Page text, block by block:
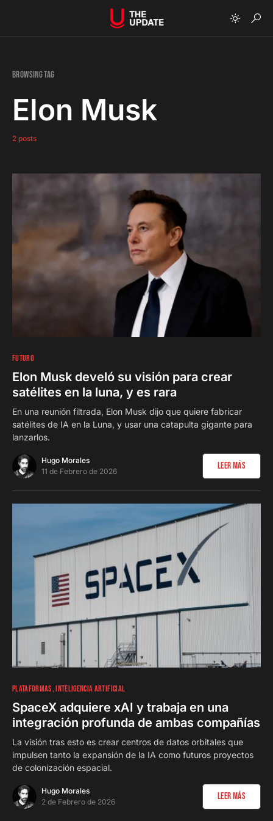
Browsing Tag
Elon Musk
2 posts
FUTURO
Elon Musk develó su visión para crear
satélites en la luna, y es rara
En una reunión filtrada, Elon Musk dijo que quiere fabricar
satélites de IA en la Luna, y usar una catapulta gigante para
lanzarlos.
Hugo Morales
11 de Febrero de 2026
Leer Más
0
PLATAFORMAS INTELIGENCIA ARTIFICIAL
SpaceX adquiere xAI y trabaja en una
integración profunda de ambas compañías
La visión tras esto es crear centros de datos orbitales que
impulsen tanto la expansión de la IA como futuros proyectos
de colonización espacial.
Hugo Morales
2 de Febrero de 2026
Leer Más